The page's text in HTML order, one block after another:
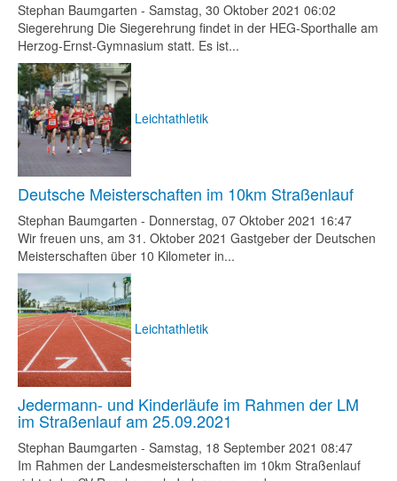
Stephan Baumgarten - Samstag, 30 Oktober 2021 06:02
Siegerehrung Die Siegerehrung findet in der HEG-Sporthalle am
Herzog-Ernst-Gymnasium statt. Es ist...
Leichtathletik
Deutsche Meisterschaften im 10km Straßenlauf
Stephan Baumgarten - Donnerstag, 07 Oktober 2021 16:47
Wir freuen uns, am 31. Oktober 2021 Gastgeber der Deutschen
Meisterschaften über 10 Kilometer in...
Leichtathletik
Jedermann- und Kinderläufe im Rahmen der LM
im Straßenlauf am 25.09.2021
Stephan Baumgarten - Samstag, 18 September 2021 08:47
Im Rahmen der Landesmeisterschaften im 10km Straßenlauf